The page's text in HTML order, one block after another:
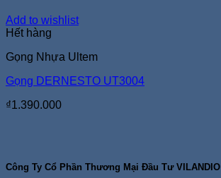
Add to wishlist
Hết hàng
Gọng Nhựa Ultem
Gọng DERNESTO UT3004
₫1.390.000
Công Ty Cổ Phần Thương Mại Đầu Tư VILANDIO